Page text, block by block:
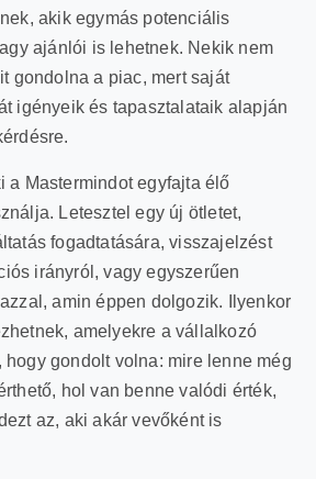
akik egymás potenciális
ajánlói is lehetnek. Nekik nem
gondolna a piac, mert saját
igényeik és tapasztalataik alapján
a Mastermindot egyfajta élő
Letesztel egy új ötletet,
fogadtatására, visszajelzést
irányról, vagy egyszerűen
amin éppen dolgozik. Ilyenkor
amelyekre a vállalkozó
gondolt volna: mire lenne még
hol van benne valódi érték,
az, aki akár vevőként is